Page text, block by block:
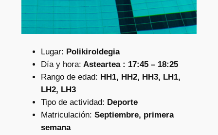
Lugar: Polikiroldegia
Día y hora: Asteartea : 17:45 – 18:25
Rango de edad: HH1, HH2, HH3, LH1,
LH2, LH3
Tipo de actividad: Deporte
Matriculación: Septiembre, primera
semana